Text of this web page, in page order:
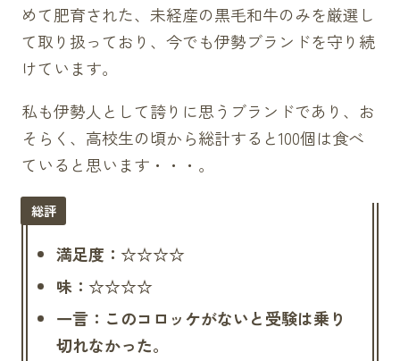
めて肥育された、未経産の黒毛和牛のみを厳選し
て取り扱っており、今でも伊勢ブランドを守り続
けています。
私も伊勢人として誇りに思うブランドであり、お
そらく、高校生の頃から総計すると100個は食べ
ていると思います・・・。
満足度：☆☆☆☆
味：☆☆☆☆
一言：このコロッケがないと受験は乗り
切れなかった。